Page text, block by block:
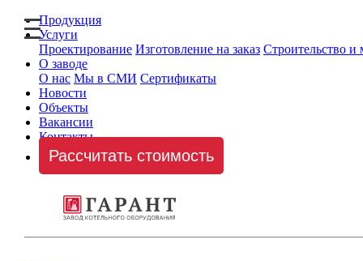
Продукция
Услуги
Проектирование Изготовление на заказ Строительство и
О заводе
О нас Мы в СМИ Сертификаты
Новости
Объекты
Вакансии
Контакты
Рассчитать стоимость